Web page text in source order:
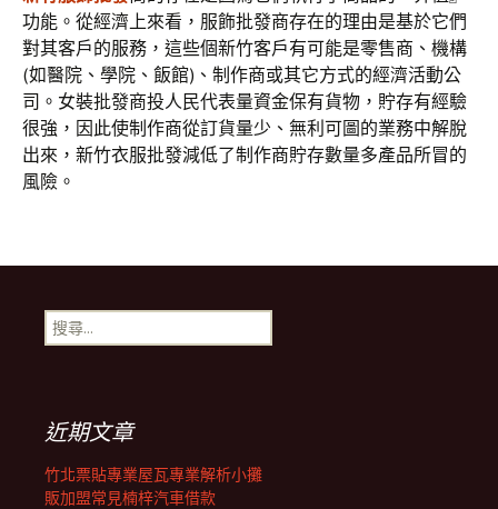
功能。從經濟上來看，服飾批發商存在的理由是基於它們
對其客戶的服務，這些個新竹客戶有可能是零售商、機構
(如醫院、學院、飯館)、制作商或其它方式的經濟活動公
司。女裝批發商投人民代表量資金保有貨物，貯存有經驗
很強，因此使制作商從訂貨量少、無利可圖的業務中解脫
出來，新竹衣服批發減低了制作商貯存數量多產品所冒的
風險。
搜
尋
近期文章
竹北票貼專業屋瓦專業解析小攤
販加盟常見楠梓汽車借款